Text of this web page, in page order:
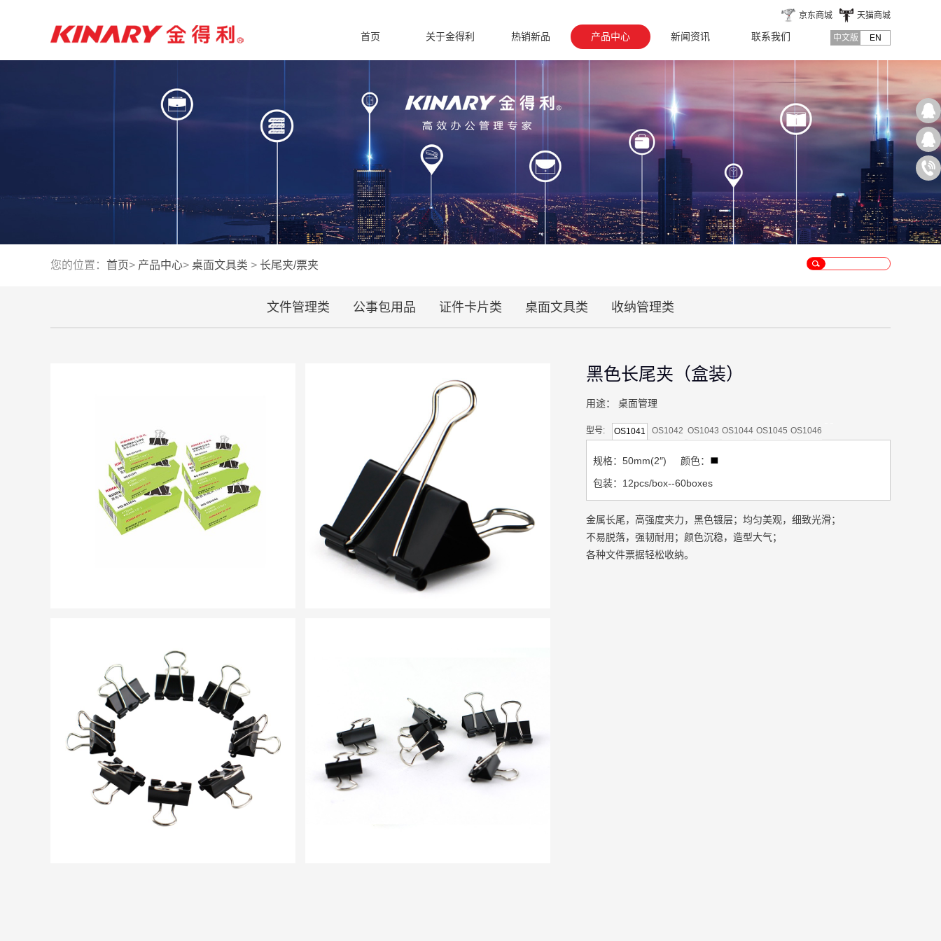
中文版 EN
天猫商城
京东商城
首页 关于金得利 热销新品 产品中心 新闻资讯 联系我们
您的位置： 首页> 产品中心> 桌面文具类 > 长尾夹/票夹
文件管理类 公事包用品 证件卡片类 桌面文具类 收纳管理类
黑色长尾夹（盒装）
用途： 桌面管理
型号: OS1041 OS1042 OS1043 OS1044 OS1045 OS1046
规格：50mm(2″) 颜色：
包装：12pcs/box--60boxes
金属长尾，高强度夹力，黑色镀层；均匀美观，细致光滑；
不易脱落，强韧耐用；颜色沉稳，造型大气；
各种文件票据轻松收纳。